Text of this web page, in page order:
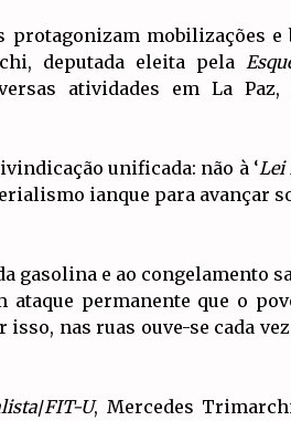
protagonizam mobilizações
deputada eleita pela
atividades em La Paz,
unificada: não à ‘Lei
ianque para avançar
gasolina e ao congelamento
permanente que o
nas ruas ouve-se cada
/FIT-U, Mercedes